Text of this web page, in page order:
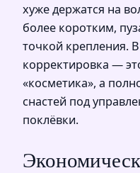
хуже держатся на
более коротким,
точкой крепления.
корректировка —
«косметика», а
снастей под
поклёвки.